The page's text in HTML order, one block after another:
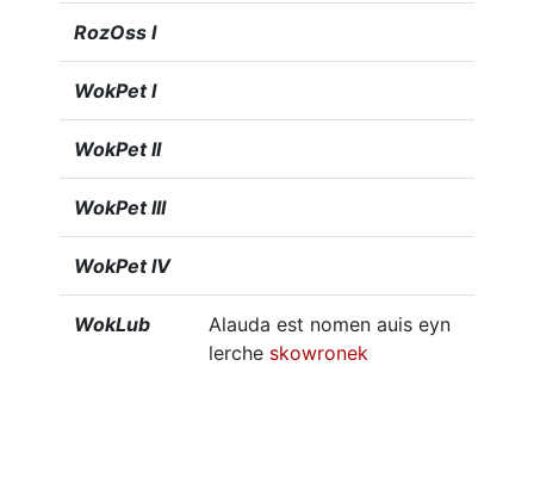
RozOss I
WokPet I
WokPet II
WokPet III
WokPet IV
WokLub
Alauda est nomen auis eyn
lerche skowronek